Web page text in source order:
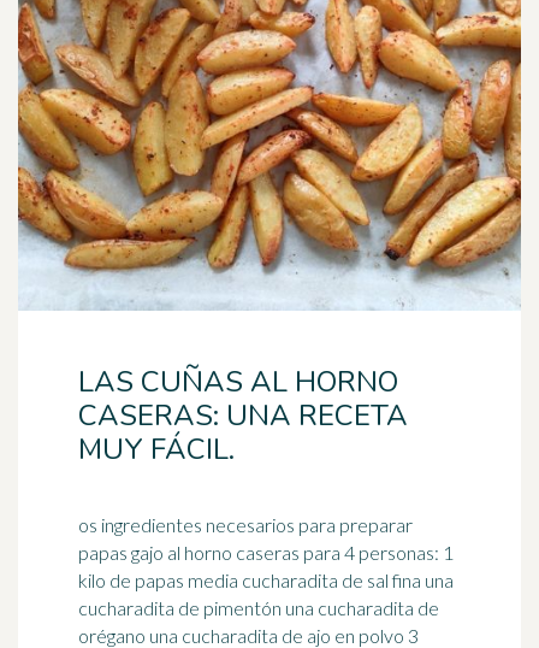
LAS CUÑAS AL HORNO
CASERAS: UNA RECETA
MUY FÁCIL.
os ingredientes necesarios para preparar
papas gajo al horno caseras para 4 personas: 1
kilo de papas media cucharadita de sal fina una
cucharadita de pimentón una cucharadita de
orégano una cucharadita de ajo en polvo 3